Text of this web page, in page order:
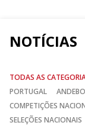
NOTÍCIAS
TODAS AS
PORTUGAL
COMPETIÇÕES
SELEÇÕES NACIONAIS